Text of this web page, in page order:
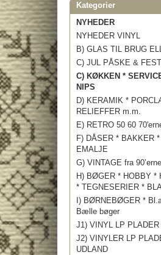
Kategorier
NYHEDER
NYHEDER VINYL
B) GLAS TIL BRUG
C) JUL PÅSKE & FEST
C) KØKKEN *
NIPS
D) KERAMIK *
RELIEFFER m.m.
E) RETRO 50 60
F) DÅSER * BAKKER
EMALJE
G) VINTAGE fra
H) BØGER * HOBBY *
* TEGNESERIER *
I) BØRNEBØGER *
Bælle bøger
J1) VINYL LP
J2) VINYLER LP
UDLAND